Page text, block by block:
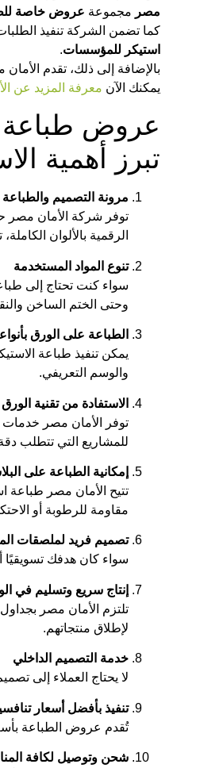
مصر مجموعة عروض خاصة
كما تضمن الشركة تنفيذ
استيكر للمؤسسات.
بالإضافة إلى ذلك، تقدم الأمان
يمكنك الآن معرفة المزيد عن
تبرز أهمية
مرونة التصميم والطباعة
توفر شركة الأمان مصر
الرقمية بالألوان
تنوع المواد المستخدمة
سواء كنت تحتاج إلى
وحتى الختم الساخن
الطباعة على الورق
يمكن تنفيذ طباعة
والوسم التعريفي.
الاستفادة من تقنية
توفر الأمان مصر خدمات
للمشاريع التي تتطلب
إمكانية الطباعة على
تتيح الأمان مصر طباعة
مقاومة للرطوبة أو
تصميم فريد لملصقات
سواء كان هدفك
إنتاج سريع وتسليم في
تلتزم الأمان مصر
لإطلاق منتجاتهم.
خدمة التصميم الداخلي
لا يحتاج العملاء إلى
تنفيذ بأفضل أسعار
تُقدم عروض الطباعة
شحن وتوصيل لكافة